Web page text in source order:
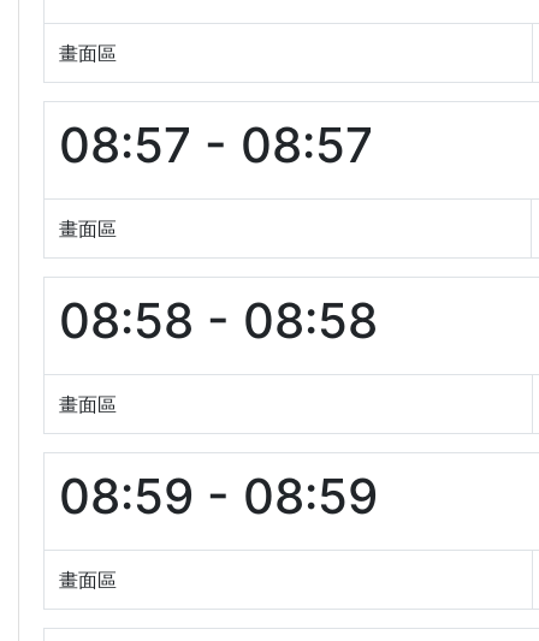
畫面區
08:57 - 08:57
畫面區
08:58 - 08:58
畫面區
08:59 - 08:59
畫面區